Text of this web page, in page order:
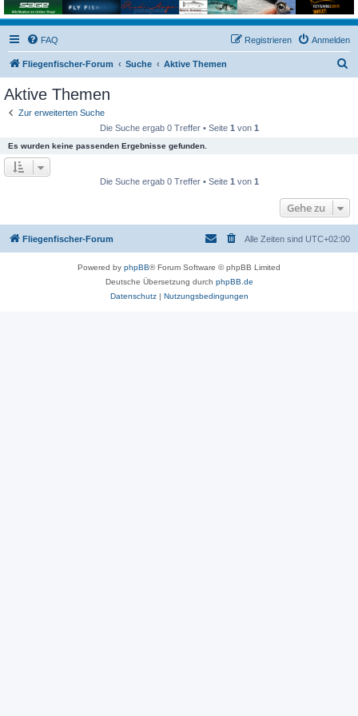
FAQ Anmelden
Registrieren
Fliegenfischer-Forum Suche Aktive Themen
Aktive Themen
Zur erweiterten Suche
Die Suche ergab 0 Treffer • Seite 1 von 1
Es wurden keine passenden Ergebnisse gefunden.
Die Suche ergab 0 Treffer • Seite 1 von 1
Gehe zu
Fliegenfischer-Forum Alle Zeiten sind UTC+02:00
Powered by phpBB® Forum Software © phpBB Limited
Deutsche Übersetzung durch phpBB.de
Datenschutz| Nutzungsbedingungen